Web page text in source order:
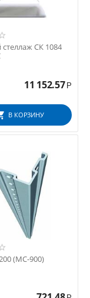
СК 1084
11 152.57 Р
В КОРЗИНУ
(МС-900)